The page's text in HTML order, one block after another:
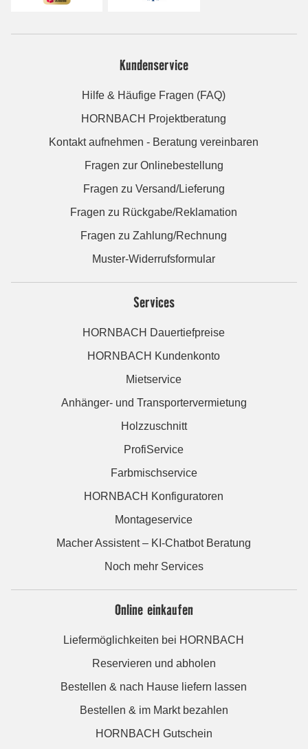
Kundenservice
Hilfe & Häufige Fragen (FAQ)
HORNBACH Projektberatung
Kontakt aufnehmen - Beratung vereinbaren
Fragen zur Onlinebestellung
Fragen zu Versand/Lieferung
Fragen zu Rückgabe/Reklamation
Fragen zu Zahlung/Rechnung
Muster-Widerrufsformular
Services
HORNBACH Dauertiefpreise
HORNBACH Kundenkonto
Mietservice
Anhänger- und Transportervermietung
Holzzuschnitt
ProfiService
Farbmischservice
HORNBACH Konfiguratoren
Montageservice
Macher Assistent – KI-Chatbot Beratung
Noch mehr Services
Online einkaufen
Liefermöglichkeiten bei HORNBACH
Reservieren und abholen
Bestellen & nach Hause liefern lassen
Bestellen & im Markt bezahlen
HORNBACH Gutschein